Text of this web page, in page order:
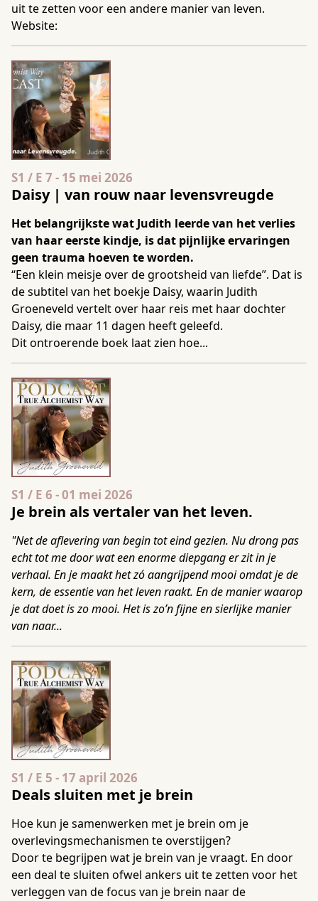
uit te zetten voor een andere manier van leven.
Website:
Daisy | van rouw naar levensvreugde
Seizoen 1 Aflevering 7
S1 / E 7 - 15 mei 2026
Het belangrijkste wat Judith leerde van het verlies
van haar eerste kindje, is dat pijnlijke ervaringen
geen trauma hoeven te worden.
“Een klein meisje over de grootsheid van liefde”. Dat is
de subtitel van het boekje Daisy, waarin Judith
Groeneveld vertelt over haar reis met haar dochter
Daisy, die maar 11 dagen heeft geleefd.
Dit ontroerende boek laat zien hoe...
Je brein als vertaler van het leven.
Seizoen 1 Aflevering 6
S1 / E 6 -01 mei 2026
"Net de aflevering van begin tot eind gezien. Nu drong pas
echt tot me door wat een enorme diepgang er zit in je
verhaal. En je maakt het zó aangrijpend mooi omdat je de
kern, de essentie van het leven raakt. En de manier waarop
je dat doet is zo mooi. Het is zo’n fijne en sierlijke manier
van naar...
Deals sluiten met je brein
Seizoen 1 Aflevering 5
S1 / E 5 - 17 april 2026
Hoe kun je samenwerken met je brein om je
overlevingsmechanismen te overstijgen?
Door te begrijpen wat je brein van je vraagt. En door
een deal te sluiten ofwel ankers uit te zetten voor het
verleggen van de focus van je brein naar de